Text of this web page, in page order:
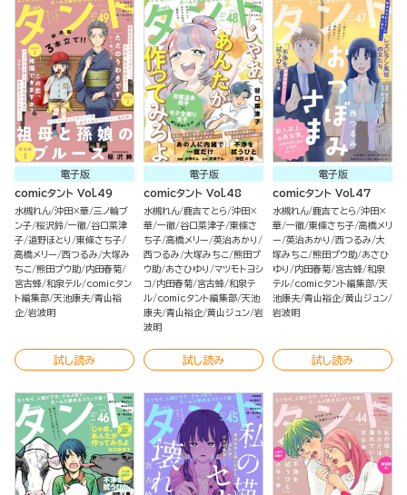
電子版
comicタント Vol.49
水槻れん 沖田×華 三ノ輪ブ
ン子 桜沢鈴 一徹 谷口菜津
子 道野ほとり
東條さち子
高橋メリー 西つるみ 大塚み
ちこ 熊田プウ助 内田春菊
宮古蜂 和泉テル comicタン
ト編集部 天池康夫 青山裕
企 岩波明
試し読み
電子版
comicタント Vol.48
水槻れん 鹿吉てとら 沖田×
華 一徹 谷口菜津子 東條さ
ち子 高橋メリー 英治あかり
西つるみ 大塚みちこ 熊田プ
ウ助 あさひゆり
マツモトヨシ
コ
内田春菊 宮古蜂 和泉テ
ル comicタント編集部 天池
康夫 青山裕企 黄山ジュン 岩
波明
試し読み
電子版
comicタント Vol.47
水槻れん 鹿吉てとら 沖田×
華 一徹 東條さち子 高橋メリ
ー 英治あかり 西つるみ 大
塚みちこ 熊田プウ助 あさひ
ゆり
内田春菊 宮古蜂 和泉
テル comicタント編集部 天
池康夫 青山裕企 黄山ジュン
岩波明
試し読み